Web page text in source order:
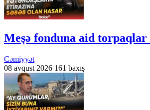
Meşə fonduna aid
Cəmiyyət
08 avqust 2026 161 baxış